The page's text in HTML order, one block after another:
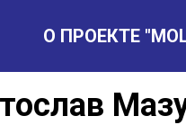
О ПРОЕКТЕ